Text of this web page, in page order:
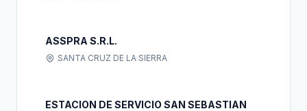
ASSPRA S.R.L.
SANTA CRUZ DE LA SIERRA
ESTACION DE SERVICIO SAN SEBASTIAN